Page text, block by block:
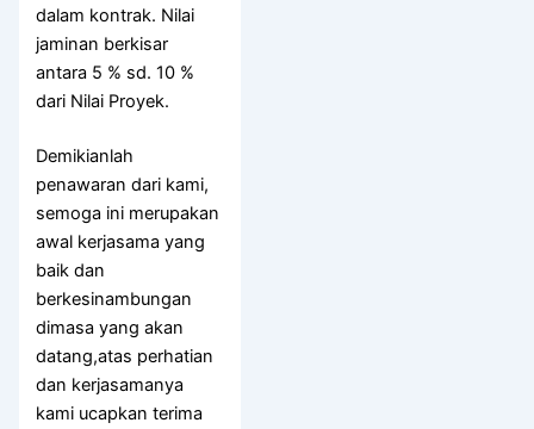
dalam kontrak. Nilai
jaminan berkisar
antara 5 % sd. 10 %
dari Nilai Proyek.
Demikianlah
penawaran dari kami,
semoga ini merupakan
awal kerjasama yang
baik dan
berkesinambungan
dimasa yang akan
datang,atas perhatian
dan kerjasamanya
kami ucapkan terima